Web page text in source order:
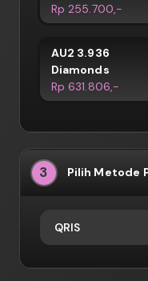
Rp 255.700,-
AU2 3.936
Diamonds
Rp 631.806,-
3 Pilih Metode
QRIS